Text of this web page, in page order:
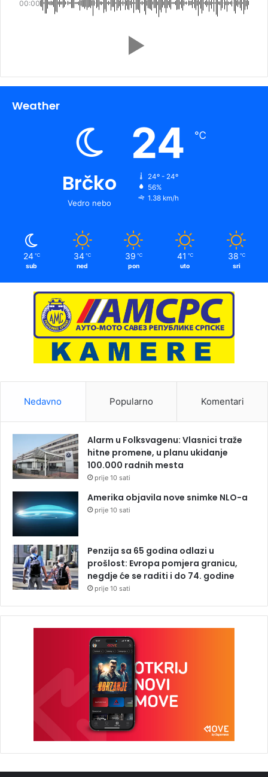
00:00
Weather
Brčko
Vedro nebo
24 ℃
24º - 24º
56%
1.38 km/h
24 ℃
sub
34 ℃
ned
39 ℃
pon
41 ℃
uto
38 ℃
sri
Nedavno Popularno Komentari
Alarm u Folksvagenu: Vlasnici traže
hitne promene, u planu ukidanje
100.000 radnih mesta
prije 10 sati
Amerika objavila nove snimke NLO-a
prije 10 sati
Penzija sa 65 godina odlazi u
prošlost: Evropa pomjera granicu,
negdje će se raditi i do 74. godine
prije 10 sati